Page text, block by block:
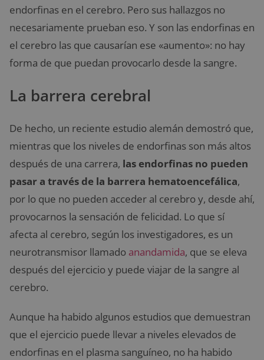
endorfinas en el cerebro. Pero sus hallazgos no
necesariamente prueban eso. Y son las endorfinas en
el cerebro las que causarían ese «aumento»: no hay
forma de que puedan provocarlo desde la sangre.
La barrera cerebral
De hecho, un reciente estudio alemán demostró que,
mientras que los niveles de endorfinas son más altos
después de una carrera, las endorfinas no pueden
pasar a través de la barrera hematoencefálica,
por lo que no pueden acceder al cerebro y, desde ahí,
provocarnos la sensación de felicidad. Lo que sí
afecta al cerebro, según los investigadores, es un
neurotransmisor llamado anandamida, que se eleva
después del ejercicio y puede viajar de la sangre al
cerebro.
Aunque ha habido algunos estudios que demuestran
que el ejercicio puede llevar a niveles elevados de
endorfinas en el plasma sanguíneo, no ha habido